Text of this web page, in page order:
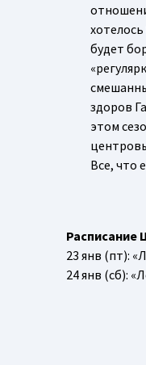
будет
здоров
этом
Все, что
Расписание
23 янв (пт):
24 янв (сб):